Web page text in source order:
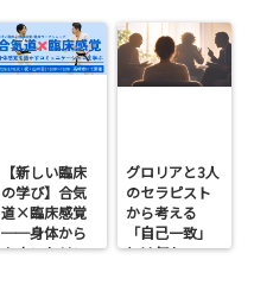
【新しい臨床
の学び】合気
道×臨床感覚
──身体から
カウンセリン
グロリアと3人
のセラピスト
から考える
「自己一致」
とは何か──